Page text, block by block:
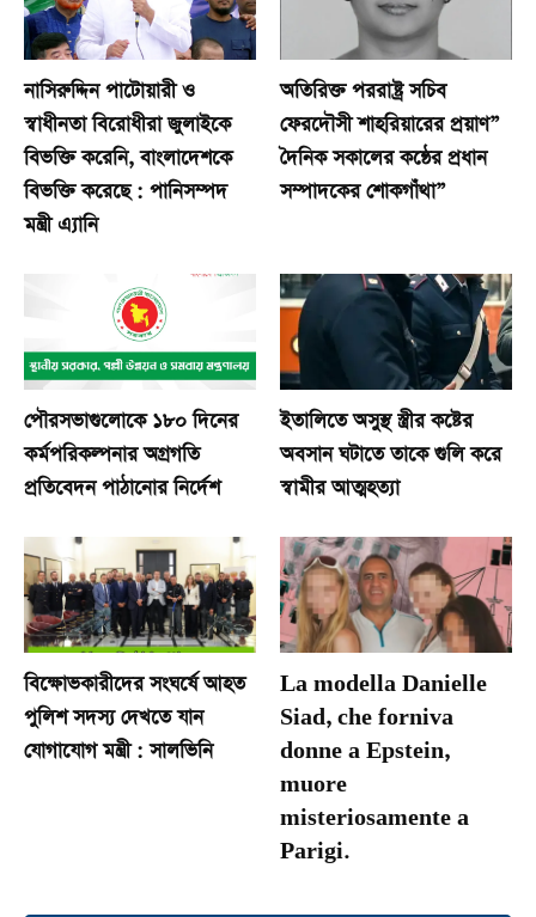
নাসিরুদ্দিন পাটোয়ারী ও
স্বাধীনতা বিরোধীরা জুলাইকে
বিভক্তি করেনি, বাংলাদেশকে
বিভক্তি করেছে : পানিসম্পদ
মন্ত্রী এ্যানি
অতিরিক্ত পররাষ্ট্র সচিব
ফেরদৌসী শাহরিয়ারের প্রয়াণ”
দৈনিক সকালের কন্ঠের প্রধান
সম্পাদকের শোকগাঁথা”
পৌরসভাগুলোকে ১৮০ দিনের
কর্মপরিকল্পনার অগ্রগতি
প্রতিবেদন পাঠানোর নির্দেশ
ইতালিতে অসুস্থ স্ত্রীর কষ্টের
অবসান ঘটাতে তাকে গুলি করে
স্বামীর আত্মহত্যা
বিক্ষোভকারীদের সংঘর্ষে আহত
পুলিশ সদস্য দেখতে যান
যোগাযোগ মন্ত্রী : সালভিনি
La modella Danielle
Siad, che forniva
donne a Epstein,
muore
misteriosamente a
Parigi.